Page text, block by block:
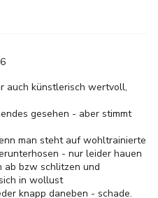
auch künstlerisch wertvoll,
gesehen - aber stimmt
man steht auf wohltrainierte
- nur leider hauen
ab bzw schlitzen und
in wollust
knapp daneben - schade.